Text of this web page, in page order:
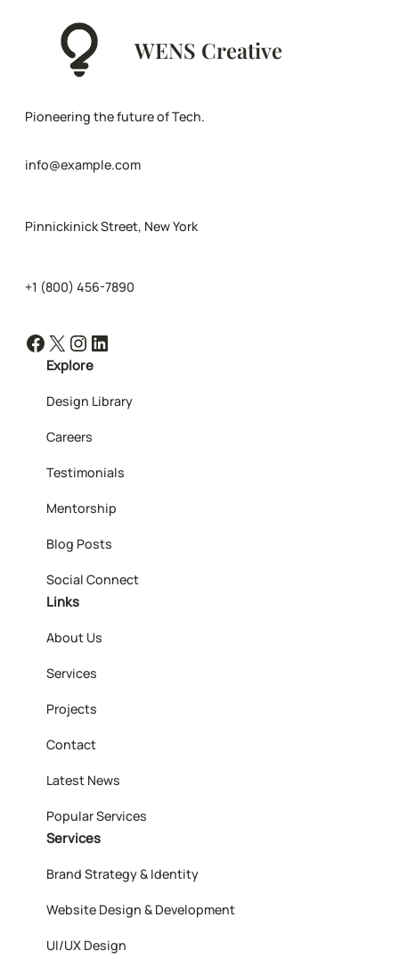
WENS Creative
Pioneering the future of Tech.
info@example.com
Pinnickinick Street, New York
+1 (800) 456-7890
Facebook X Instagram LinkedIn
Explore
Design Library
Careers
Testimonials
Mentorship
Blog Posts
Social Connect
Links
About Us
Services
Projects
Contact
Latest News
Popular Services
Services
Brand Strategy & Identity
Website Design & Development
UI/UX Design